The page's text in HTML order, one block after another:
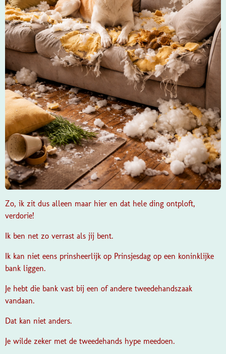
Zo, ik zit dus alleen maar hier en dat hele ding ontploft,
verdorie!
Ik ben net zo verrast als jij bent.
Ik kan niet eens prinsheerlijk op Prinsjesdag op een koninklijke
bank liggen.
Je hebt die bank vast bij een of andere tweedehandszaak
vandaan.
Dat kan niet anders.
Je wilde zeker met de tweedehands hype meedoen.